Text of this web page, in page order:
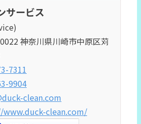
サービス
神奈川県川崎市中原区苅
7311
9904
clean.com
clean.com/